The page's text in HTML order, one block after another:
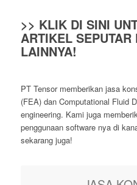
>> KLIK DI SINI
ARTIKEL SEPUTAR
LAINNYA!
PT Tensor memberikan jasa
(FEA) dan Computational Fluid
engineering. Kami juga
penggunaan software nya di
sekarang juga!